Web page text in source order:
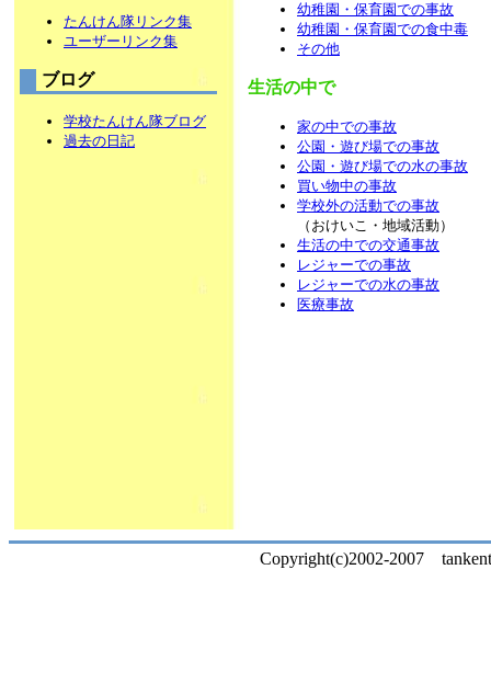
たんけん隊リンク集
ユーザーリンク集
ブログ
学校たんけん隊ブログ
過去の日記
幼稚園・保育園での事故
幼稚園・保育園での食中毒
その他
生活の中で
家の中での事故
公園・遊び場での事故
公園・遊び場での水の事故
買い物中の事故
学校外の活動での事故
（おけいこ・地域活動）
生活の中での交通事故
レジャーでの事故
レジャーでの水の事故
医療事故
Copyright(c)2002-2007